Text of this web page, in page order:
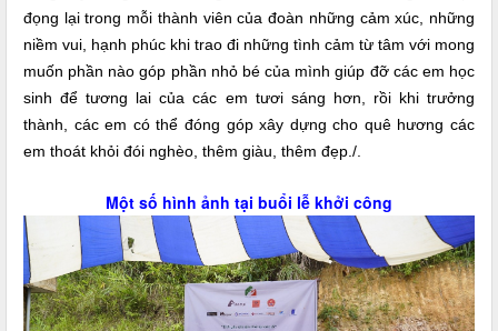
đọng lại trong mỗi thành viên của đoàn những cảm xúc, những
niềm vui, hạnh phúc khi trao đi những tình cảm từ tâm với mong
muốn phần nào góp phần nhỏ bé của mình giúp đỡ các em học
sinh để tương lai của các em tươi sáng hơn, rồi khi trưởng
thành, các em có thể đóng góp xây dựng cho quê hương các
em thoát khỏi đói nghèo, thêm giàu, thêm đẹp./.
Một số hình ảnh tại buổi lễ khởi công